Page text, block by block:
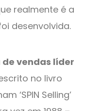
realmente é a
desenvolvida.
vendas líder
no livro
‘SPIN Selling’